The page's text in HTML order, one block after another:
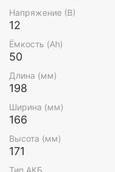
Напряжение (В)
12
Ёмкость (Ah)
50
Длина (мм)
198
Ширина (мм)
166
Высота (мм)
171